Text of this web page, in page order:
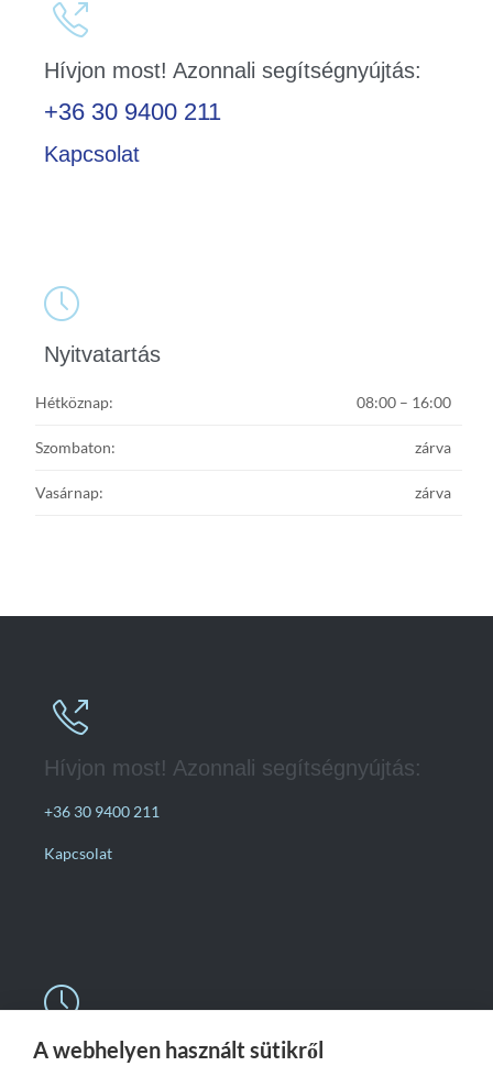

Hívjon most! Azonnali segítségnyújtás:
+36 30 9400 211
Kapcsolat

Nyitvatartás
Hétköznap: 08:00 – 16:00
Szombaton: zárva
Vasárnap: zárva

Hívjon most! Azonnali segítségnyújtás:
+36 30 9400 211
Kapcsolat

Nyitvatartás
A webhelyen használt sütikről